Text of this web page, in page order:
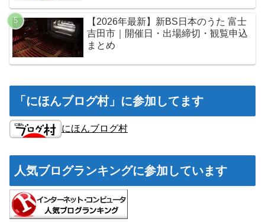
【2026年最新】新BS日本のうた 富士
吉田市｜開催日・出場締切・観覧申込
まとめ
「にほんブログ村」に参加してます
にほんブログ村
人気ブログランキングに参加しています